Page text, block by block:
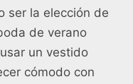
ser la elección de
de verano
un vestido
cómodo con